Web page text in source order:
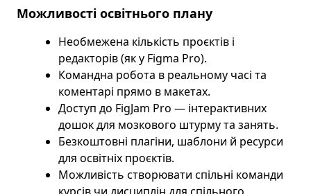
Можливості освітнього плану
Необмежена кількість проєктів і
редакторів (як у Figma Pro).
Командна робота в реальному часі та
коментарі прямо в макетах.
Доступ до FigJam Pro — інтерактивних
дошок для мозкового штурму та занять.
Безкоштовні плагіни, шаблони й ресурси
для освітніх проєктів.
Можливість створювати спільні команди